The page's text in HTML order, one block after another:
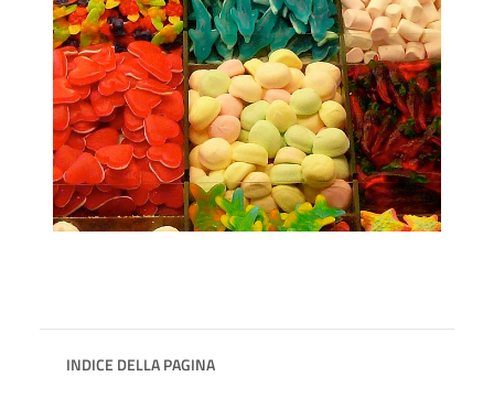
INDICE DELLA PAGINA